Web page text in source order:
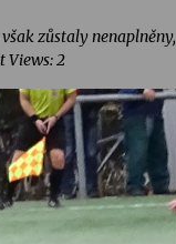
zůstaly nenaplněny,
Views: 2